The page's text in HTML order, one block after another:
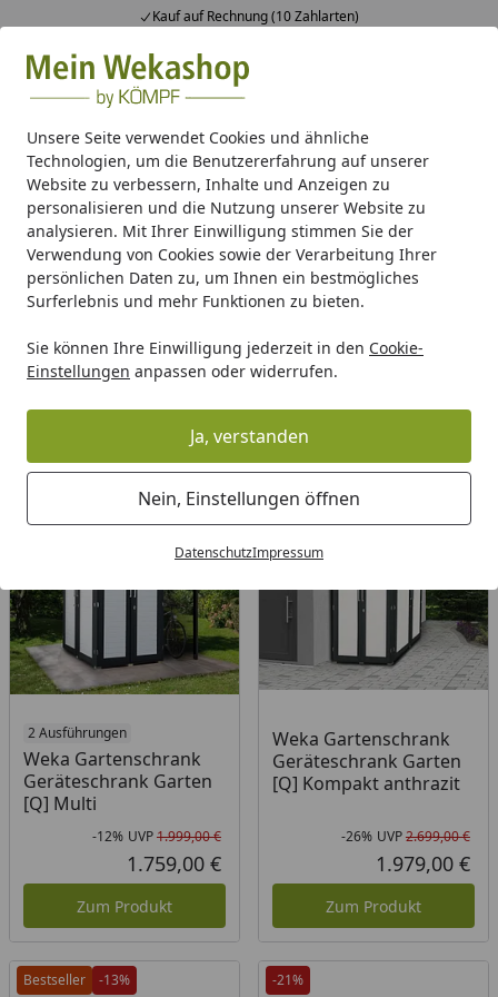
Unsere Seite verwendet Cookies und ähnliche
Technologien, um die Benutzererfahrung auf unserer
Website zu verbessern, Inhalte und Anzeigen zu
personalisieren und die Nutzung unserer Website zu
analysieren. Mit Ihrer Einwilligung stimmen Sie der
Verwendung von Cookies sowie der Verarbeitung Ihrer
persönlichen Daten zu, um Ihnen ein bestmögliches
Surferlebnis und mehr Funktionen zu bieten.
Sie können Ihre Einwilligung jederzeit in den Cookie-
Einstellungen anpassen oder widerrufen.
Ja, verstanden
Nein, Einstellungen öffnen
DatenschutzImpressum
Fachberatung & individuelle Angebote
Alle Produkte
Mein Konto
Suchen
Startseite
% Sale %
% Sale %
mein-wekashop.de Aktionsangebote
Ihre Artikelübersicht
Filter / Sortierung
64 Artikel gefunden
2 Ausführungen
Weka Gartenschrank
Geräteschrank Garten
[Q] Multi
Rabatt in Prozent
-12%
Ursprünglicher Preis
UVP1.999,00 €
Aktueller Preis
1.759,00 €
Zum Produkt
-26%
Weka Gartenschrank
Geräteschrank Garten
[Q] Kompakt anthrazit
-26% UVP2.699,00 €
1.979,00 €
Zum Produkt
Bestseller -13% -21%